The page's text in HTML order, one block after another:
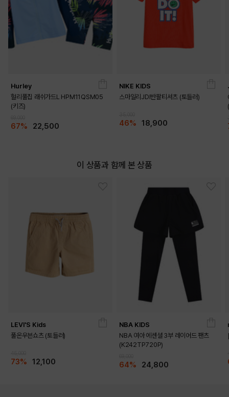
Hurley
헐리풀집 래쉬가드L HPM11QSM05
(키즈)
67% 22,500
NIKE KIDS
스마일리JDI반팔티셔츠 (토들러)
46% 18,900
이 상품과 함께 본 상품
LEVI'S Kids
풀온우븐쇼츠 (토들러)
73% 12,100
NBA KIDS
NBA 여아 에센셜 3부 레이어드 팬츠
(K242TP720P)
64% 24,800